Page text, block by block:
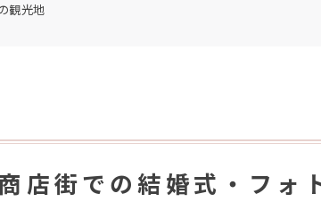
観光地
店街での結婚式・フォ